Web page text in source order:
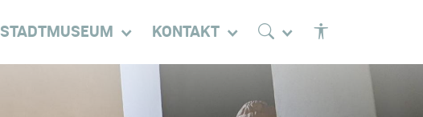
STADTMUSEUM KONTAKT